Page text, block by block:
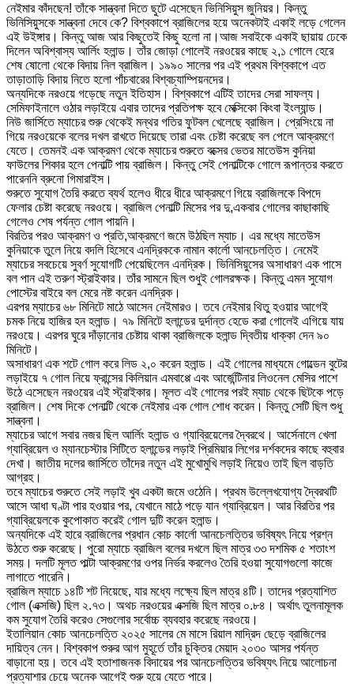
নেইমার কাঁদছেন! তাঁকে সান্ত্বনা দিতে ছুটে এসেছেন ভিনিসিয়ুস জুনিয়র। কিন্তু
ভিনিসিয়ুসকে সান্ত্বনা দেবে কে? বিশ্বকাপে ব্রাজিলের হয়ে অনেকটাই একাই লড়ে গেলেন
এই উইঙ্গার। কিন্তু আজ আর কিছুতেই কিছু হলো না।আজ সবাইকে একাই ছায়ায় ঢেকে
দিলেন অবিশ্বাস্য আর্লিং হলান্ড। তাঁর জোড়া গোলেই নরওয়ের কাছে ২,১ গোলে হেরে
শেষ ষোলো থেকে বিদায় নিল ব্রাজিল। ১৯৯০ সালের পর এই প্রথম বিশ্বকাপে এত
তাড়াতাড়ি বিদায় নিতে হলো পাঁচবারের বিশ্বচ্যাম্পিয়নদের।
অন্যদিকে নরওয়ে গড়েছে নতুন ইতিহাস। বিশ্বকাপে এটিই তাদের সেরা সাফল্য।
সেমিফাইনালে ওঠার লড়াইয়ে এবার তাদের প্রতিপক্ষ হবে মেক্সিকো কিংবা ইংল্যান্ড।
নিউ জার্সিতে ম্যাচের শুরু থেকেই মন্থর গতির ফুটবল খেলেছে ব্রাজিল। প্রেসিংয়ে না
গিয়ে নরওয়েকে বলের দখল রাখতে দিয়েছে তারা এবং চেষ্টা করেছে বল পেলে আক্রমণে
যেতে। তেমনই এক আক্রমণ থেকে ম্যাচের শুরুতে বক্সের ভেতর মাতেউস কুনিয়া
ফাউলের শিকার হলে পেনাল্টি পায় ব্রাজিল। কিন্তু সেই পেনাল্টিকে গোলে রূপান্তর করতে
পারেননি ব্রুনো গিমারাইস।
শুরুতে সুযোগ তৈরি করতে ব্যর্থ হলেও ধীরে ধীরে আক্রমণে গিয়ে ব্রাজিলকে বিপদে
ফেলার চেষ্টা করেছে নরওয়ে। ব্রাজিল পেনাল্টি মিসের পর দু,একবার গোলের কাছাকাছি
গেলেও শেষ পর্যন্ত গোল পায়নি।
বিরতির পরও আক্রমণ ও প্রতি,আক্রমণে জমে উঠছিল ম্যাচ। এর মধ্যে মাতেউস
কুনিয়াকে তুলে নিয়ে বদলি হিসেবে এনদ্রিককে নামান কার্লো আনচেলত্তি। নেমেই
ম্যাচের সবচেয়ে সুবর্ণ সুযোগটি পেয়েছিলেন এনদ্রিক। ভিনিসিয়ুসের অসাধারণ এক পাসে
বল পান এই তরুণ স্ট্রাইকার। তাঁর সামনে ছিল শুধুই গোলরক্ষক। কিন্তু এমন সুযোগ
পোস্টের বাইরে বল মেরে নষ্ট করেন এনদ্রিক।
এরপর ম্যাচের ৬৮ মিনিটে মাঠে আসেন নেইমারও। তবে নেইমার থিতু হওয়ার আগেই
চমক নিয়ে হাজির হন হলান্ড। ৭৯ মিনিটে হলান্ডের দুর্দান্ত হেডে করা গোলেই এগিয়ে যায়
নরওয়ে। এরপর ঘুরে দাঁড়ানোর চেষ্টায় থাকা ব্রাজিলকে হলান্ড দ্বিতীয় ধাক্কা দেন ৯০
মিনিটে।
অসাধারণ এক শটে গোল করে লিড ২,০ করেন হলান্ড। এই গোলের মাধ্যমে গোল্ডেন বুটের
লড়াইয়ে ৭ গোল নিয়ে ফ্রান্সের কিলিয়ান এমবাপ্পে এবং আর্জেন্টিনার লিওনেল মেসির পাশে
উঠে এসেছেন নরওয়ের এই স্ট্রাইকার। মূলত এই গোলের পরই ম্যাচ থেকে ছিটকে পড়ে
ব্রাজিল। শেষ দিকে পেনাল্টি থেকে নেইমার এক গোল শোধ করেন। কিন্তু সেটি ছিল শুধু
সান্ত্বনা।
ম্যাচের আগে সবার নজর ছিল আর্লিং হলান্ড ও গ্যাব্রিয়েলের দ্বৈরথে। আর্সেনালে খেলা
গ্যাব্রিয়েল ও ম্যানচেস্টার সিটিতে হলান্ডের লড়াই প্রিমিয়ার লিগের দর্শকদের কাছে বহুবার
দেখা। জাতীয় দলের জার্সিতে তাঁদের নতুন এই মুখোমুখি লড়াই নিয়েও তাই ছিল বাড়তি
আগ্রহ।
তবে ম্যাচের শুরুতে সেই লড়াই খুব একটা জমে ওঠেনি। প্রথম উল্লেখযোগ্য দ্বৈরথটি
আসে আধা ঘণ্টা পার হওয়ার পর, যেখানে মাঠে পড়ে যান গ্যাব্রিয়েল। আর বিরতির পর
গ্যাব্রিয়েলকে কুপোকাত করেই গোল দুটি করেন হলান্ড।
অন্যদিকে এই হারে ব্রাজিলের প্রধান কোচ কার্লো আনচেলত্তির ভবিষ্যৎ নিয়ে প্রশ্ন
উঠতে শুরু করেছে। পুরো ম্যাচে ব্রাজিল বলের দখলে ছিল মাত্র ৩৩ দশমিক ৫ শতাংশ
সময়। দলটি মূলত পাল্টা আক্রমণের ওপর নির্ভর করলেও তৈরি হওয়া সুযোগগুলো কাজে
লাগাতে পারেনি।
ব্রাজিল ম্যাচে ১৪টি শট নিয়েছে, যার মধ্যে লক্ষ্যে ছিল মাত্র ৪টি। তাদের প্রত্যাশিত
গোল (এক্সজি) ছিল ২.৭৩। অথচ নরওয়ের এক্সজি ছিল মাত্র ০.৮৪। অর্থাৎ তুলনামূলক
কম সুযোগ তৈরি করেও সেগুলোর সর্বোচ্চ ব্যবহার করেছে নরওয়ে।
ইতালিয়ান কোচ আনচেলত্তি ২০২৫ সালের মে মাসে রিয়াল মাদ্রিদ ছেড়ে ব্রাজিলের
দায়িত্ব নেন। বিশ্বকাপ শুরুর আগ মুহূর্তে তাঁর চুক্তির মেয়াদ ২০৩০ আসর পর্যন্ত
বাড়ানো হয়। তবে এই হতাশাজনক বিদায়ের পর আনচেলত্তির ভবিষ্যৎ নিয়ে আলোচনা
প্রত্যাশার চেয়ে অনেক আগেই শুরু হয়ে যেতে পারে।